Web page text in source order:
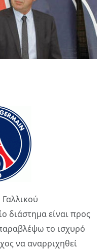
διάστημα είναι προς
το ισχυρό
να αναρριχηθεί